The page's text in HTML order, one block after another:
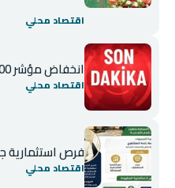
اقتصاد محلي
انخفاض مؤشر BIST 100 في بورصة إسطنبول
اقتصاد محلي
فرص استثمارية
اقتصاد محلي